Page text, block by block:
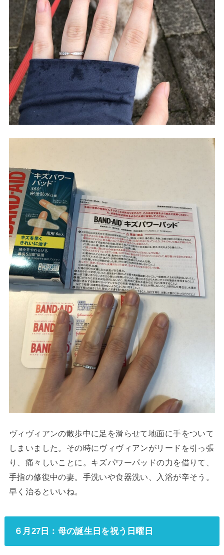
ヴィヴィアンの散歩中に足を滑らせて地面に手をついて
しまいました。その時にヴィヴィアンがリードを引っ張
り、痛々しいことに。キズパワーパッドの力を借りて、
手指の修復中の妻。手洗いや食器洗い、入浴が辛そう。
早く治るといいね。
６月27日：母の誕生日を祝う日曜日